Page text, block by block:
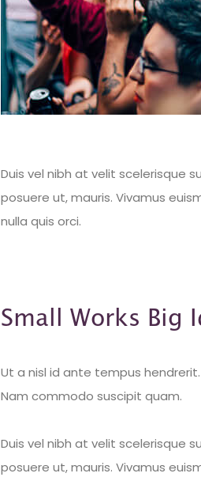
Duis vel nibh at velit scelerisque
posuere ut, mauris. Vivamus
nulla quis orci.
Small Works Big
Ut a nisl id ante tempus
Nam commodo suscipit quam.
Duis vel nibh at velit scelerisque
posuere ut, mauris. Vivamus